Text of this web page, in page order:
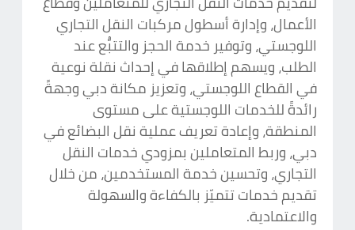
الأعمال، وإدارة أسطول مركبات النقل التجاري
اللوجستي، وتوفير خدمة الحجز والتتبُّع عند
الطلب، ويسهم إطلاقها في إحداث نقلة نوعية
في القطاع اللوجستي، وتعزيز مكانة دبي وجهةً
رائدةً للخدمات اللوجستية على مستوى
المنطقة، وإعادة تعريف عملية نقل البضائع في
دبي، وربط المتعاملين بمزودي خدمات النقل
التجاري، وتحسين خدمة المستخدمين، من خلال
تقديم خدمات تتميّز بالكفاءة والسهولة
والاعتمادية.